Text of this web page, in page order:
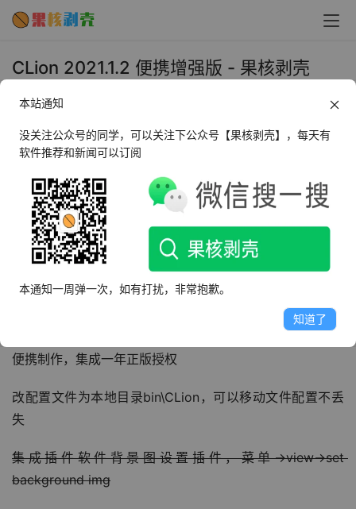
CLion 2021.1.2 便携增强版 - 果核剥壳
2021年6月25日 下午6:10
CLion是Jetbrains公司旗下新推出的一款专为开发
C/C++所设计的跨平台IDE，它是以IntelliJ为基础设计的，
同时还包含了许多智能功能来提高开发人员的生产力。集成
了环境调试器，习惯IDEA系列软件的同学可以很快上手。
便携制作，集成一年正版授权
改配置文件为本地目录bin\CLion，可以移动文件配置不丢
失
集成插件软件背景图设置插件，菜单->view->set
background img
本站通知
没关注公众号的同学，可以关注下公众号【果核剥壳】，每天有
软件推荐和新闻可以订阅
本通知一周弹一次，如有打扰，非常抱歉。
知道了